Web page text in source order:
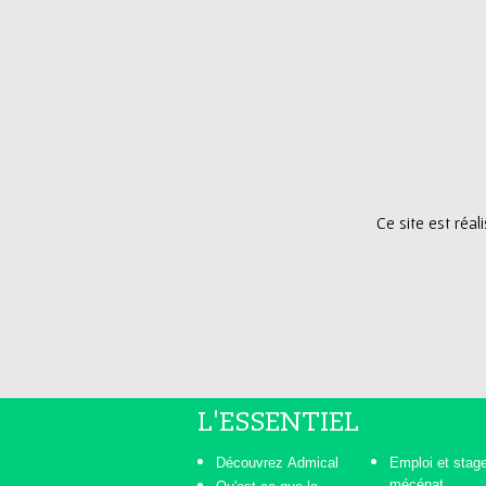
Ce site est
L'ESSENTIEL
Découvrez Admical
Emploi et